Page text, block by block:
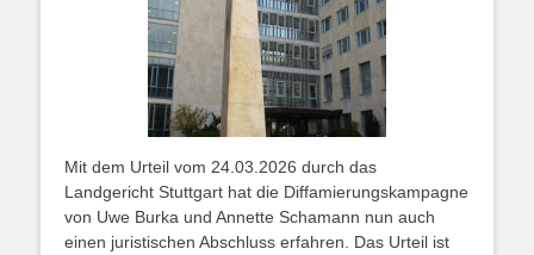
Mit dem Urteil vom 24.03.2026 durch das
Landgericht Stuttgart hat die Diffamierungskampagne
von Uwe Burka und Annette Schamann nun auch
einen juristischen Abschluss erfahren. Das Urteil ist